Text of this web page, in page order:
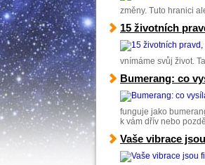
změny. Tuto hranici
15 životních
vnímáme svůj život.
Bumerang: co
funguje jako
k vám dřív nebo
Vaše vibrace